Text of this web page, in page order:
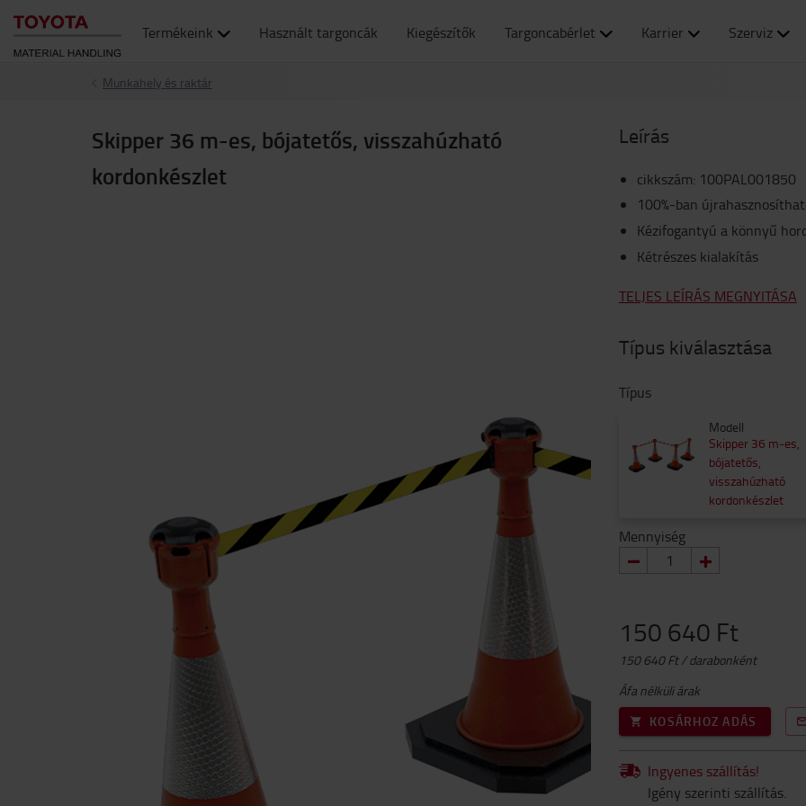
Termékeink Használt targoncák Kiegészítők Targoncabérlet Karrier Szerviz
Munkahely és raktár
Skipper 36 m-es, bójatetős, visszahúzható
kordonkészlet
Leírás
cikkszám: 100PAL001850
100%-ban
Kézifogantyú a könnyű
Kétrészes kialakítás
TELJES LEÍRÁS MEGNYITÁSA
Típus kiválasztása
Típus
Modell
Skipper 36 m-es,
bójatetős,
visszahúzható
kordonkészlet
Mennyiség
150 640 Ft
150 640 Ft / darabonként
Áfa nélküli árak
KOSÁRHOZ ADÁS
Ingyenes szállítás!
Igény szerinti szállítás.